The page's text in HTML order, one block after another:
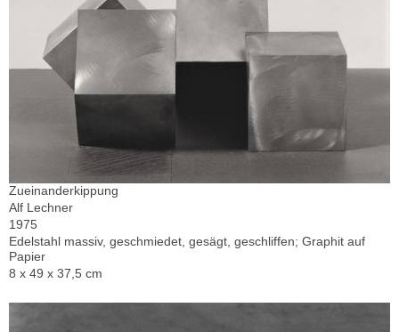
Zueinanderkippung
Alf Lechner
1975
Edelstahl massiv, geschmiedet, gesägt, geschliffen; Graphit auf
Papier
8 x 49 x 37,5 cm